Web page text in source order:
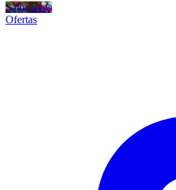
Saiba mais
Ofertas